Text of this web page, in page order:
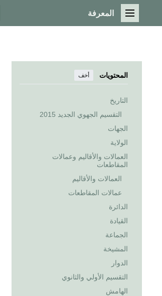
القائمة الرئيسية
المعرفة
المحتويات أخف
التاريخ
التقسيم الجهوي الجديد 2015
الجهات
الولاية
العمالات والأقاليم وعمالات
المقاطعات
العمالات والأقاليم
عمالات المقاطعات
الدائرة
القيادة
الجماعة
المشيخة
الدوار
التقسيم الأولي والثانوي
الهامش